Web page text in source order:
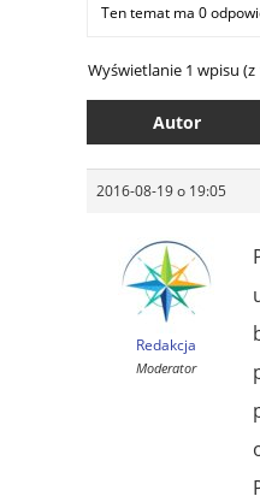
Ten temat ma 0
Wyświetlanie 1 wpisu (z
Autor
2016-08-19 o 19:05
Redakcja
Moderator